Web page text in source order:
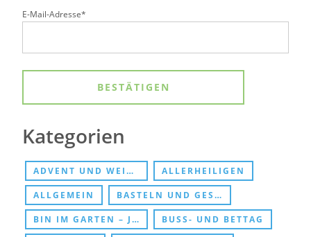
E-Mail-Adresse*
Kategorien
ADVENT UND WEIHNACHTEN ALLERHEILIGEN
ALLGEMEIN BASTELN UND GESCHENKE
BIN IM GARTEN – JESUS TREFFEN BUSS- UND BETTAG